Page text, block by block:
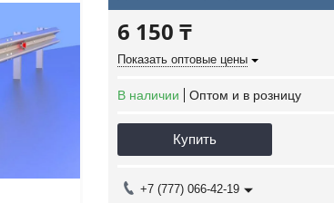
6 150 ₸
Показать оптовые цены
В наличии Оптом и в розницу
Купить
+7 (777) 066-42-19